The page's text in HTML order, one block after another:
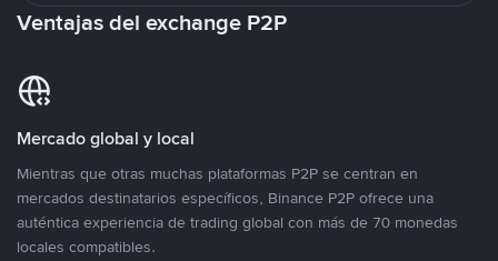
Ventajas del exchange P2P
Mercado global y local
Mientras que otras muchas plataformas P2P se centran en
mercados destinatarios específicos, Binance P2P ofrece una
auténtica experiencia de trading global con más de 70 monedas
locales compatibles.